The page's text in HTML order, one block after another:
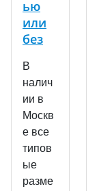
ью
или
без
В
налич
ии в
Москв
е все
типов
ые
разме